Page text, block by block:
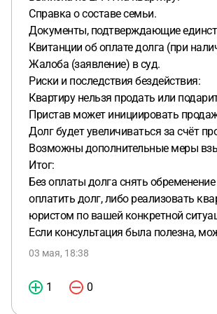
Справка о составе семьи.
Документы, подтверждающие
Квитанции об оплате долга (при
Жалоба (заявление) в суд.
Риски и последствия бездействия:
Квартиру нельзя продать или
Пристав может инициировать
Долг будет увеличиваться за счёт
Возможны дополнительные меры
Итог:
Без оплаты долга снять
оплатить долг, либо реализовать
юристом по вашей конкретной
Если консультация была полезна,
03 мая, 18:38
1 0